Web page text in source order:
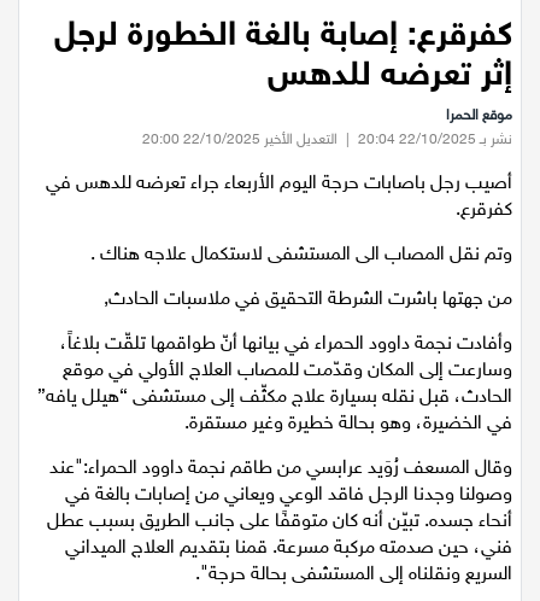
دير حنا
سخنين
عرابة
رياضة
رياضة محلية
رياضة عالمية
تقارير خاصة
اقتصاد
كفرقرع: إصابة بالغة الخطورة لرجل
إثر تعرضه للدهس
موقع الحمرا
أصيب رجل باصابات حرجة اليوم الأربعاء جراء تعرضه للدهس في
وأفادت نجمة داوود الحمراء في بيانها أنّ طواقمها تلقّت بلاغاً،
وسارعت إلى المكان وقدّمت للمصاب العلاج الأولي في موقع
الحادث، قبل نقله بسيارة علاج مكثّف إلى مستشفى “هيلل يافه”
وقال المسعف رُوَيد عرابسي من طاقم نجمة داوود الحمراء:"عند
وصولنا وجدنا الرجل فاقد الوعي ويعاني من إصابات بالغة في
أنحاء جسده. تبيّن أنه كان متوقفًا على جانب الطريق بسبب عطل
فني، حين صدمته مركبة مسرعة. قمنا بتقديم العلاج الميداني